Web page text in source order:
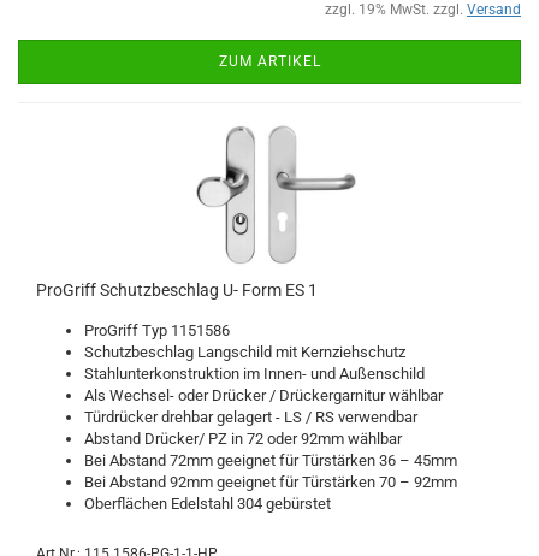
zzgl. 19% MwSt. zzgl. Versand
ZUM ARTIKEL
Pro­Griff Schutz­be­schlag U- Form ES 1
Pro­Griff Typ 1151586
Schutz­be­schlag Lang­schild mit Kern­zieh­schutz
Stahl­un­ter­kon­struk­ti­on im Innen-​ und Au­ßen­schild
Als Wechsel-​ oder Drü­cker / Drü­cker­gar­ni­tur wähl­bar
Tür­drü­cker dreh­bar ge­la­gert - LS / RS ver­wend­bar
Ab­stand Drü­cker/ PZ in 72 oder 92mm wähl­bar
Bei Ab­stand 72mm ge­eig­net für Tür­stär­ken 36 – 45mm
Bei Ab­stand 92mm ge­eig­net für Tür­stär­ken 70 – 92mm
Ober­flä­chen Edel­stahl 304 ge­bürs­tet